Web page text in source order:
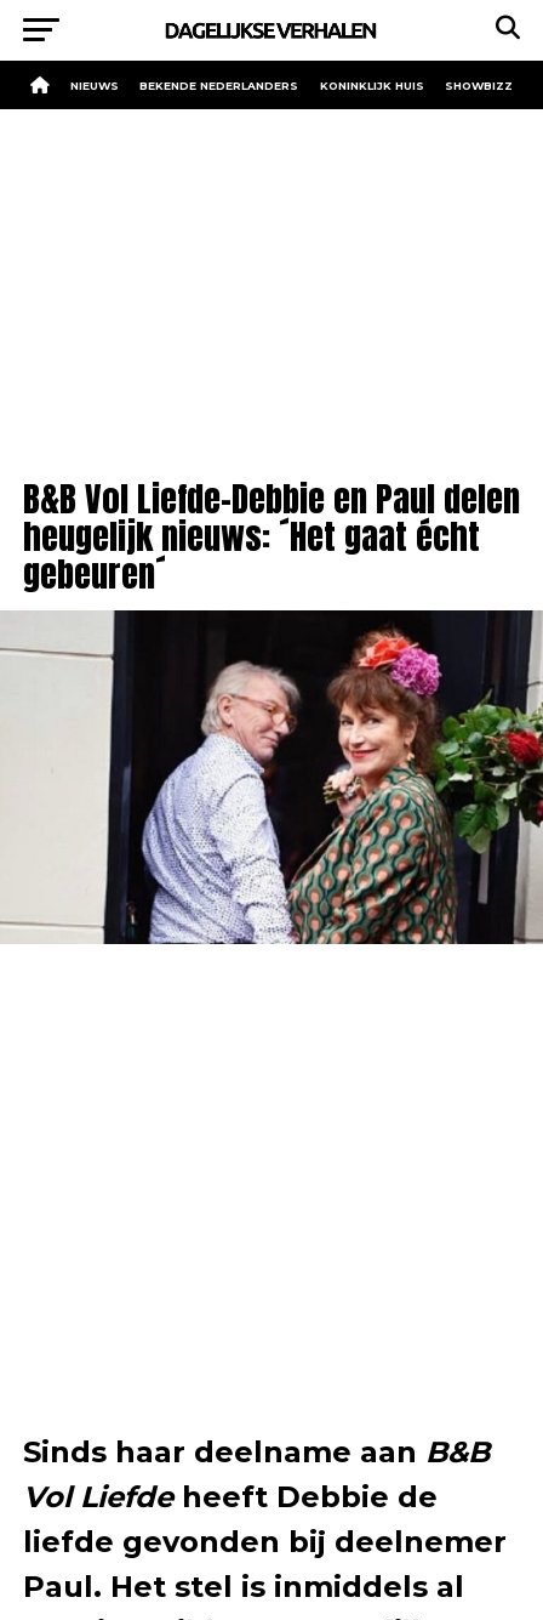
NIEUWS BEKENDE NEDERLANDERS KONINKLIJK HUIS SHOWBIZZ
B&B Vol Liefde-Debbie en Paul delen
heugelijk nieuws: ´Het gaat écht
gebeuren´
Sinds haar deelname aan B&B
Vol Liefdeheeft Debbie de
liefde gevonden bij deelnemer
Paul. Het stel is inmiddels al